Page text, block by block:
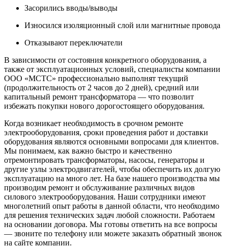
Засорились вводы/выводы
Износился изоляционный слой или магнитные провода
Отказывают переключатели
В зависимости от состояния конкретного оборудования, а
также от эксплуатационных условий, специалисты компании
ООО «МСТС» профессионально выполнят текущий
(продолжительность от 2 часов до 2 дней), средний или
капитальный ремонт трансформатора — что позволит
избежать покупки нового дорогостоящего оборудования.
Когда возникает необходимость в срочном ремонте
электрооборудования, сроки проведения работ и доставки
оборудования являются основными вопросами для клиентов.
Мы понимаем, как важно быстро и качественно
отремонтировать трансформаторы, насосы, генераторы и
другие узлы электродвигателей, чтобы обеспечить их долгую
эксплуатацию на много лет. На базе нашего производства мы
производим ремонт и обслуживание различных видов
силового электрооборудования. Наши сотрудники имеют
многолетний опыт работы в данной области, что необходимо
для решения технических задач любой сложности. Работаем
на основании договора. Мы готовы ответить на все вопросы
— звоните по телефону или можете заказать обратный звонок
на сайте компании.